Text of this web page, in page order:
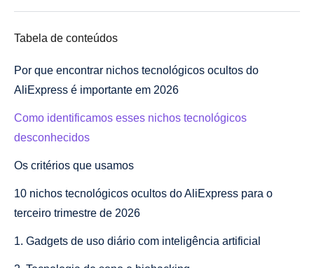
Tabela de conteúdos
Por que encontrar nichos tecnológicos ocultos do
AliExpress é importante em 2026
Como identificamos esses nichos tecnológicos
desconhecidos
Os critérios que usamos
10 nichos tecnológicos ocultos do AliExpress para o
terceiro trimestre de 2026
1. Gadgets de uso diário com inteligência artificial